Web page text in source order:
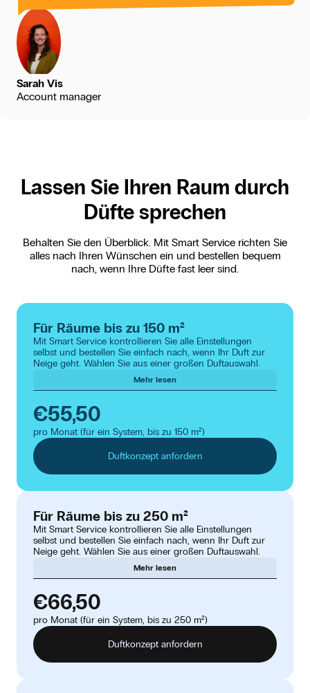
Sarah Vis
Account manager
Lassen Sie Ihren Raum durch
Düfte sprechen
Behalten Sie den Überblick. Mit Smart Service richten Sie
alles nach Ihren Wünschen ein und bestellen bequem
nach, wenn Ihre Düfte fast leer sind.
Für Räume bis zu 150 m²
Mit Smart Service kontrollieren Sie alle Einstellungen
selbst und bestellen Sie einfach nach, wenn Ihr Duft zur
Neige geht. Wählen Sie aus einer großen Duftauswahl.
Mehr lesen
€55,50
pro Monat (für ein System, bis zu 150 m²)
Duftkonzept anfordern
Für Räume bis zu 250 m²
Mit Smart Service kontrollieren Sie alle Einstellungen
selbst und bestellen Sie einfach nach, wenn Ihr Duft zur
Neige geht. Wählen Sie aus einer großen Duftauswahl.
Mehr lesen
€66,50
pro Monat (für ein System, bis zu 250 m²)
Duftkonzept anfordern